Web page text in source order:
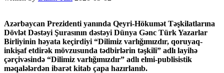
Azərbaycan Prezidenti yanında Qeyri-Hökumət Təşkilatlarına
Dövlət Dəstəyi Şurasının dəstəyi Dünya Gənc Türk Yazarlar
Birliyinin həyata keçirdiyi “Dilimiz varlığımızdır, qoruyaq-
inkişaf etdirək mövzusunda tədbirlərin təşkili” adlı layihə
çərçivəsində “Dilimiz varlığımızdır” adlı elmi-publisistik
məqalələrdən ibarət kitab çapa hazırlanıb.